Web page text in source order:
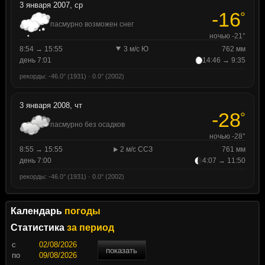
3 января 2007, ср
пасмурно возможен снег -16°
ночью -21°
8:54 → 15:55
3 м/с Ю
762 мм
день 7:01
14:46 → 9:35
рекорды: -46.0° (1931) · 0.0° (2002)
3 января 2008, чт
пасмурно без осадков -28°
ночью -28°
8:55 → 15:55
2 м/с ССЗ
761 мм
день 7:00
4:07 → 11:50
рекорды: -46.0° (1931) · 0.0° (2002)
Календарь погоды
Статистика за период
c
показать
по